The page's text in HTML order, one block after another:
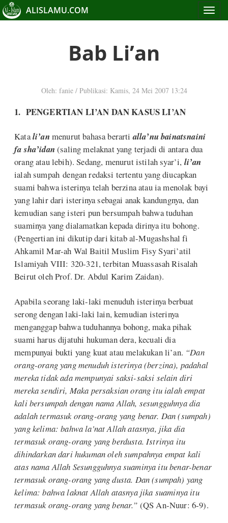
Toggle
ALISLAMU.COM
Bab Li’an
Oleh: fanie / Publikasi: Kamis, 24 Mei 2007 13:24
1. PENGERTIAN LI’AN DAN KASUS LI’AN
Katali’an menurut bahasa berartialla’nu bainatsnaini
fa sha’idan (saling melaknat yang terjadi di antara dua
orang atau lebih). Sedang, menurut istilah syar’i, li’an
ialah sumpah dengan redaksi tertentu yang diucapkan
suami bahwa isterinya telah berzina atau ia menolak bayi
yang lahir dari isterinya sebagai anak kandungnya, dan
kemudian sang isteri pun bersumpah bahwa tuduhan
suaminya yang dialamatkan kepada dirinya itu bohong.
(Pengertian ini dikutip dari kitab al-Mugashshal fi
Ahkamil Mar-ah Wal Baitil Muslim Fisy Syari’atil
Islamiyah VIII: 320-321, terbitan Muassasah Risalah
Beirut oleh Prof. Dr. Abdul Karim Zaidan).
Apabila seorang laki-laki menuduh isterinya berbuat
serong dengan laki-laki lain, kemudian isterinya
menganggap bahwa tuduhannya bohong, maka pihak
suami harus dijatuhi hukuman dera, kecuali dia
mempunyai bukti yang kuat atau melakukan li’an. “Dan
orang-orang yang menuduh isterinya (berzina), padahal
mereka tidak ada mempunyai saksi-saksi selain diri
mereka sendiri, Maka persaksian orang itu ialah empat
kali bersumpah dengan nama Allah, sesungguhnya dia
adalah termasuk orang-orang yang benar. Dan (sumpah)
yang kelima: bahwa la'nat Allah atasnya, jika dia
termasuk orang-orang yang berdusta. Istrinya itu
dihindarkan dari hukuman oleh sumpahnya empat kali
atas nama Allah Sesungguhnya suaminya itu benar-benar
termasuk orang-orang yang dusta. Dan (sumpah) yang
kelima: bahwa laknat Allah atasnya jika suaminya itu
termasuk orang-orang yang benar.” (QS An-Nuur: 6-9).